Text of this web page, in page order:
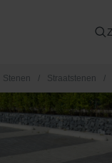
Stenen / Straatstenen /